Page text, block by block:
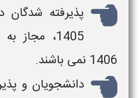
پذیرفته‌ شدگان
1405، مجاز به
1406 نمی باشند.
دانشجویان و